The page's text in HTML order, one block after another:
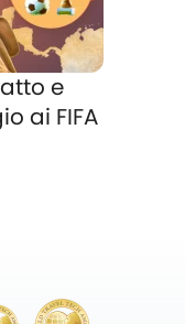
e
ai FIFA